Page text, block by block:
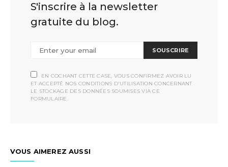
S'inscrire à la newsletter
gratuite du blog.
SOUSCRIRE
EN COCHANT CETTE CASE, VOUS CONFIRMEZ AVOIR LU
ET ACCEPTÉ NOS CONDITIONS D'UTILISATION CONCERNANT
LE STOCKAGE DES DONNÉES SOUMISES VIA CE
FORMULAIRE.
VOUS AIMEREZ AUSSI